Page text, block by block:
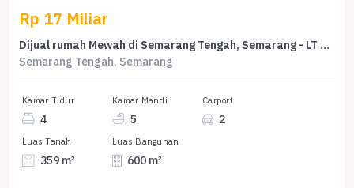
Rp 17 Miliar
Dijual rumah Mewah di Semarang Tengah, Semarang - LT 359m²
Semarang Tengah, Semarang
Kamar Tidur
4
Kamar Mandi
5
Carport
2
Luas Tanah
359 m²
Luas Bangunan
600 m²